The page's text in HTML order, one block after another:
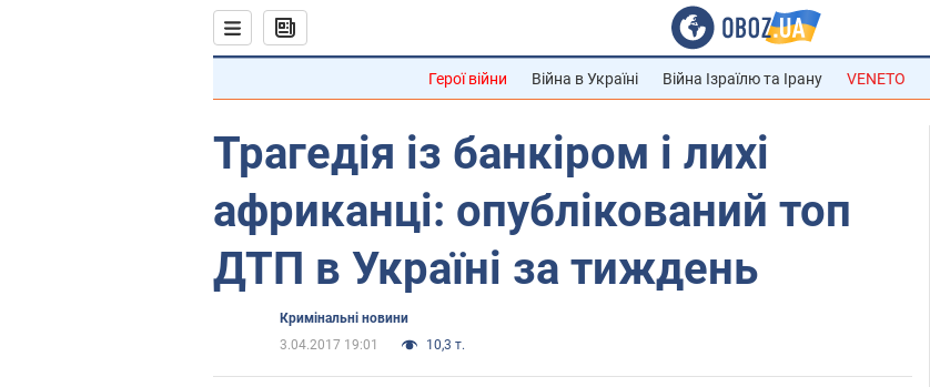
Герої війни Війна в Україні Війна Ізраїлю та Ірану VENETO
Трагедія із банкіром і лихі
африканці: опублікований топ
ДТП в Україні за тиждень
Кримінальні новини
3.04.2017 19:01
10,3 т.